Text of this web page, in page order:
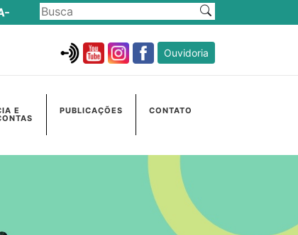
Ouvidoria
E PUBLICAÇÕES CONTATO